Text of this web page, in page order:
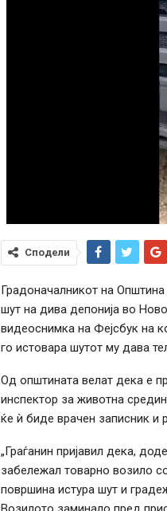
Сподели
Градоначалникот на
шут на дива депонија во
видеоснимка на Фејсбук на
го истовара шутот му дава
Од општината велат дека е
инспектор за животна
ќе ѝ биде врачен записник и
„Граѓанин пријавил дека,
забележал товарно возило
површина истура шут и